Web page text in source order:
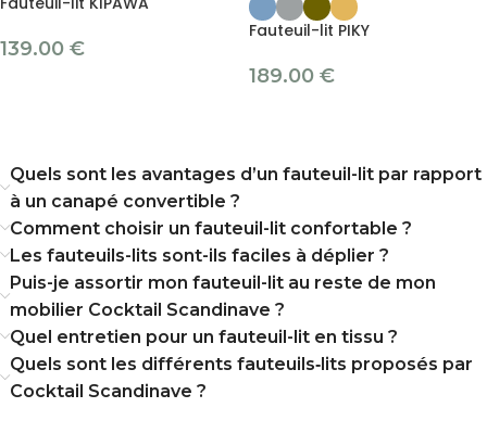
139.00 €
Fauteuil-lit PIKY
189.00 €
Quels sont les avantages d’un fauteuil-lit par rapport
à un canapé convertible ?
Comment choisir un fauteuil-lit confortable ?
Les fauteuils-lits sont-ils faciles à déplier ?
Puis-je assortir mon fauteuil-lit au reste de mon
mobilier Cocktail Scandinave ?
Quel entretien pour un fauteuil-lit en tissu ?
Quels sont les différents fauteuils‑lits proposés par
Cocktail Scandinave ?